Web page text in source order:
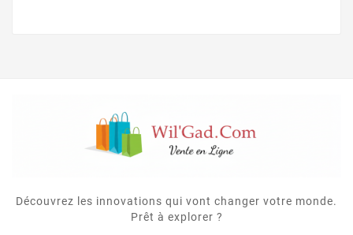
Découvrez les innovations qui vont changer votre monde.
Prêt à explorer ?